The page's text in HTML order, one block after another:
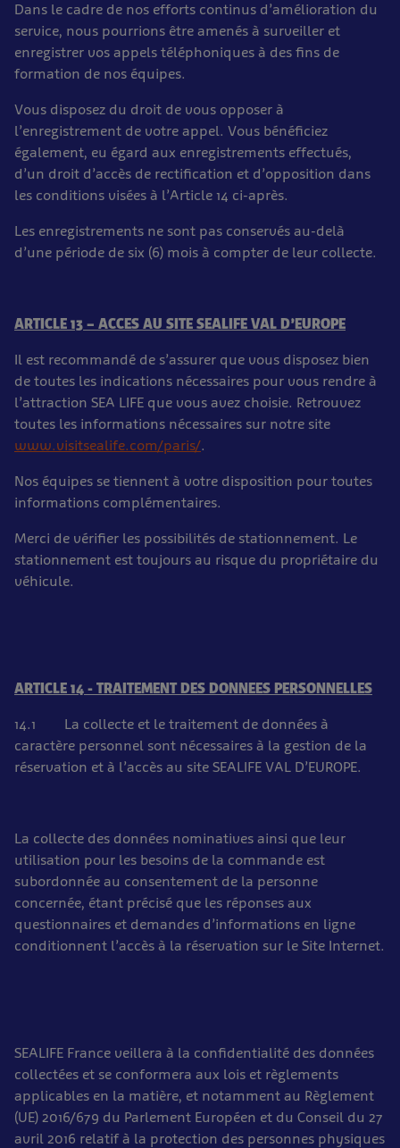
Dans le cadre de nos efforts continus d’amélioration du
service, nous pourrions être amenés à surveiller et
enregistrer vos appels téléphoniques à des fins de
formation de nos équipes.
Vous disposez du droit de vous opposer à
l’enregistrement de votre appel. Vous bénéficiez
également, eu égard aux enregistrements effectués,
d’un droit d’accès de rectification et d’opposition dans
les conditions visées à l’Article 14 ci-après.
Les enregistrements ne sont pas conservés au-delà
d’une période de six (6) mois à compter de leur collecte.
ARTICLE 13 – ACCES AU SITE SEALIFE VAL D’EUROPE
Il est recommandé de s’assurer que vous disposez bien
de toutes les indications nécessaires pour vous rendre à
l’attraction SEA LIFE que vous avez choisie. Retrouvez
toutes les informations nécessaires sur notre site
www.visitsealife.com/paris/.
Nos équipes se tiennent à votre disposition pour toutes
informations complémentaires.
Merci de vérifier les possibilités de stationnement. Le
stationnement est toujours au risque du propriétaire du
véhicule.
ARTICLE 14 - TRAITEMENT DES DONNEES PERSONNELLES
14.1 La collecte et le traitement de données à
caractère personnel sont nécessaires à la gestion de la
réservation et à l’accès au site SEALIFE VAL D’EUROPE.
La collecte des données nominatives ainsi que leur
utilisation pour les besoins de la commande est
subordonnée au consentement de la personne
concernée, étant précisé que les réponses aux
questionnaires et demandes d’informations en ligne
conditionnent l’accès à la réservation sur le Site Internet.
SEALIFE France veillera à la confidentialité des données
collectées et se conformera aux lois et règlements
applicables en la matière, et notamment au Règlement
(UE) 2016/679 du Parlement Européen et du Conseil du 27
avril 2016 relatif à la protection des personnes physiques